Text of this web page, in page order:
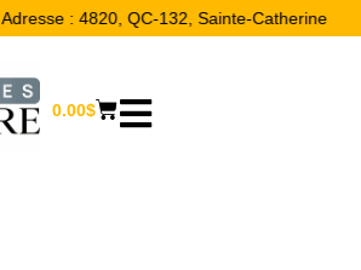
Adresse : 4820, QC-132, Sainte-Catherine
0.00$